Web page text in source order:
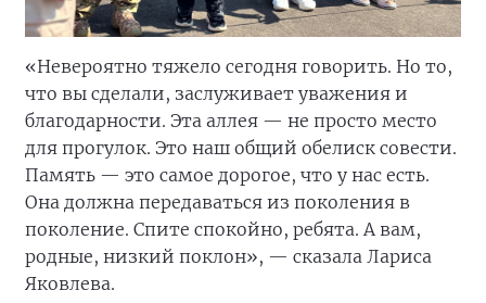
«Невероятно тяжело сегодня говорить. Но то,
что вы сделали, заслуживает уважения и
благодарности. Эта аллея — не просто место
для прогулок. Это наш общий обелиск совести.
Память — это самое дорогое, что у нас есть.
Она должна передаваться из поколения в
поколение. Спите спокойно, ребята. А вам,
родные, низкий поклон», — сказала Лариса
Яковлева.